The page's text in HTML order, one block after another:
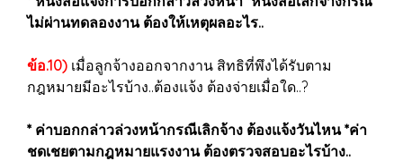
ไม่ผ่านทดลองงาน ต้องให้เหตุผลอะไร..
ข้อ.10) เมื่อลูกจ้างออกจากงาน สิทธิที่พึงได้รับตาม
กฎหมายมีอะไรบ้าง..ต้องแจ้ง ต้องจ่ายเมื่อใด..?
* ค่าบอกกล่าวล่วงหน้ากรณีเลิกจ้าง ต้องแจ้งวันไหน *ค่า
ชดเชยตามกฎหมายแรงงาน ต้องตรวจสอบอะไรบ้าง..